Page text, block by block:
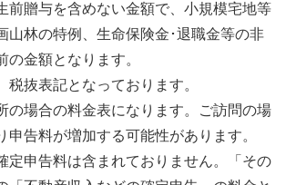
前贈与を含めない金額で、小規模宅地等
山林の特例、生命保険金･退職金等の非
の金額となります。
抜表記となっております。
の場合の料金表になります。ご訪問の場
申告料が増加する可能性があります。
定申告料は含まれておりません。「その